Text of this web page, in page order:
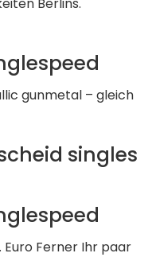
gunmetal – gleich
singles
Euro Ferner Ihr paar